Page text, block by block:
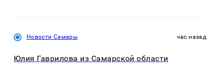
Новости Самары час назад
Юлия Гаврилова из Самарской области